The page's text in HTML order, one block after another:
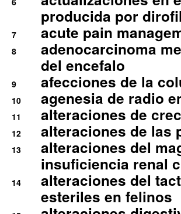
producida por
7 acute pain
8
adenocarcinoma
del encefalo
9 afecciones de la
10 agenesia de radio
11 alteraciones de
12 alteraciones de las
13
alteraciones del
insuficiencia renal
14
alteraciones del
esteriles en felinos